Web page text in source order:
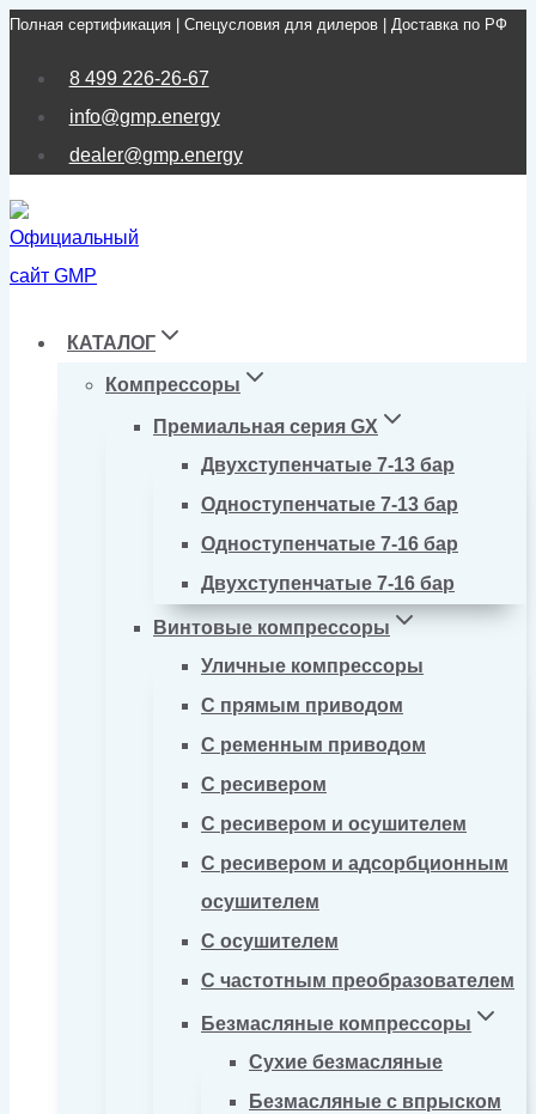
Перейти
Полная сертификация | Спецусловия для дилеров | Доставка по РФ
8 499 226-26-67
info@gmp.energy
dealer@gmp.energy
КАТАЛОГ
Компрессоры
Премиальная серия GX
Двухступенчатые 7-13 бар
Одноступенчатые 7-13 бар
Одноступенчатые 7-16 бар
Двухступенчатые 7-16 бар
Винтовые компрессоры
Уличные компрессоры
С прямым приводом
С ременным приводом
С ресивером
С ресивером и осушителем
С ресивером и адсорбционным
осушителем
С осушителем
С частотным преобразователем
Безмасляные компрессоры
Сухие безмасляные
Безмасляные с впрыском